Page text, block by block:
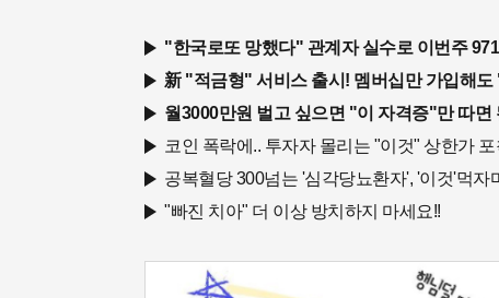
"한국로또 망했다" 관계자 실수로 이번주
新 "적금형" 서비스 출시! 멤버십만 가입해
월3000만원 벌고 싶으면 "이 자격증"만 따면
코인 폭락에.. 투자자 몰리는 "이것" 상한가
공복혈당 300넘는 '심각당뇨환자', '이것'먹자
"빠진 치아" 더 이상 방치하지 마세요!!